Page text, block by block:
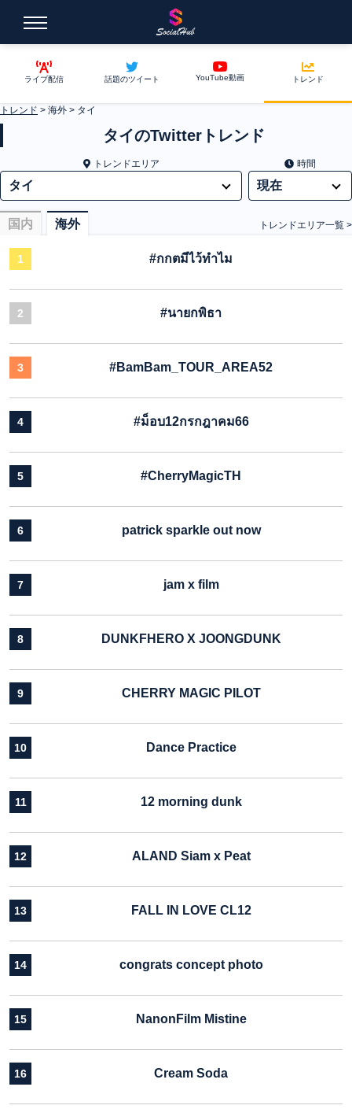
ライブ配信 話題のツイート YouTube動画 トレンド
トレンド > 海外 > タイ
タイのTwitterトレンド
トレンドエリア 時間
国内 海外 トレンドエリア一覧 >
1 #กกตมีไว้ทําไม
2 #นายกพิธา
3 #BamBam_TOUR_AREA52
4 #ม็อบ12กรกฎาคม66
5 #CherryMagicTH
6 patrick sparkle out now
7 jam x film
8 DUNKFHERO X JOONGDUNK
9 CHERRY MAGIC PILOT
10 Dance Practice
11 12 morning dunk
12 ALAND Siam x Peat
13 FALL IN LOVE CL12
14 congrats concept photo
15 NanonFilm Mistine
16 Cream Soda